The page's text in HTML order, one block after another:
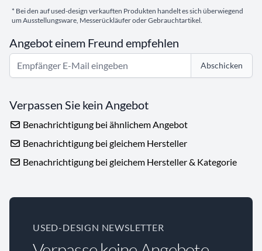
* Bei den auf used-design verkauften Produkten handelt es sich überwiegend
um Ausstellungsware, Messerückläufer oder Gebrauchtartikel.
Angebot einem Freund empfehlen
Abschicken
Verpassen Sie kein Angebot
Benachrichtigung bei ähnlichem Angebot
Benachrichtigung bei gleichem Hersteller
Benachrichtigung bei gleichem Hersteller & Kategorie
USED-DESIGN NEWSLETTER